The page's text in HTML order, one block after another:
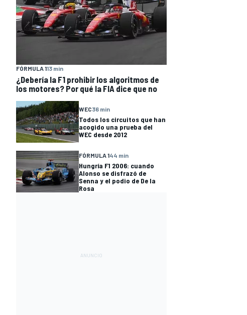
FÓRMULA 113 min
¿Debería la F1 prohibir los algoritmos de
los motores? Por qué la FIA dice que no
WEC36 min
Todos los circuitos que han
acogido una prueba del
WEC desde 2012
FÓRMULA 144 min
Hungría F1 2006: cuando
Alonso se disfrazó de
Senna y el podio de De la
Rosa